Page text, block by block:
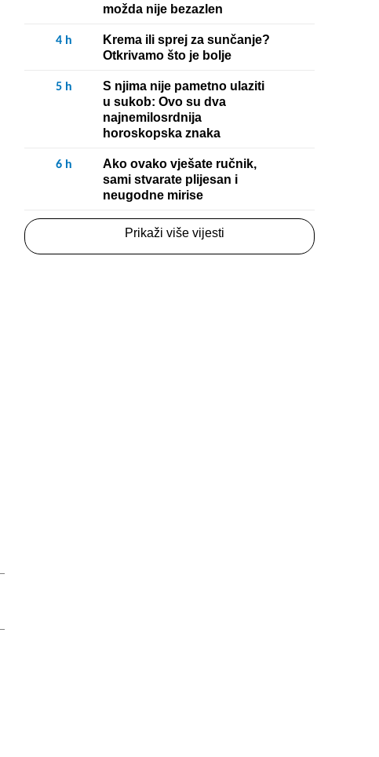
možda nije bezazlen
4 h
Krema ili sprej za sunčanje?
Otkrivamo što je bolje
5 h
S njima nije pametno ulaziti
u sukob: Ovo su dva
najnemilosrdnija
horoskopska znaka
6 h
Ako ovako vješate ručnik,
sami stvarate plijesan i
neugodne mirise
Prikaži više vijesti